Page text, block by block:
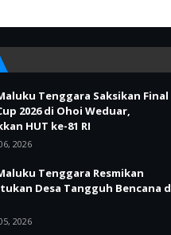
Tenggara Saksikan Final
2026 di Ohoi Weduar,
HUT ke-81 RI
2026
Tenggara Resmikan
Desa Tangguh Bencana
2026